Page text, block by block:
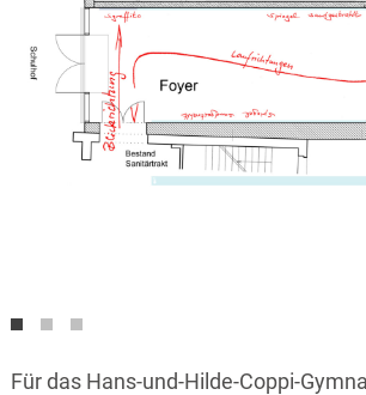
Für das Hans-und-Hilde-Coppi-